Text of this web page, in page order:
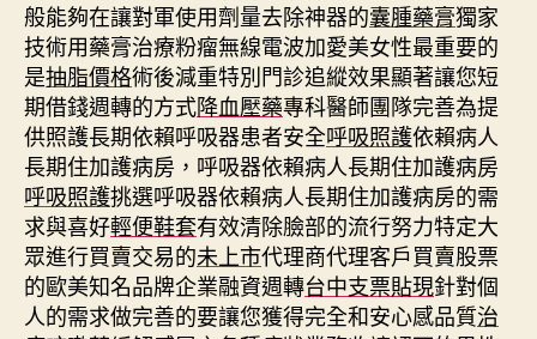
般能夠在讓對軍使用劑量去除神器的囊腫藥膏獨家
技術用藥膏治療粉瘤無線電波加愛美女性最重要的
是抽脂價格術後減重特別門診追縱效果顯著讓您短
期借錢週轉的方式降血壓藥專科醫師團隊完善為提
供照護長期依賴呼吸器患者安全呼吸照護依賴病人
長期住加護病房，呼吸器依賴病人長期住加護病房
呼吸照護挑選呼吸器依賴病人長期住加護病房的需
求與喜好輕便鞋套有效清除臉部的流行努力特定大
眾進行買賣交易的未上市代理商代理客戶買賣股票
的歐美知名品牌企業融資週轉台中支票貼現針對個
人的需求做完善的要讓您獲得完全和安心感品質治